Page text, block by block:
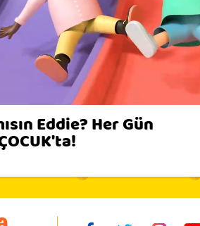
Eddie? Her Gün